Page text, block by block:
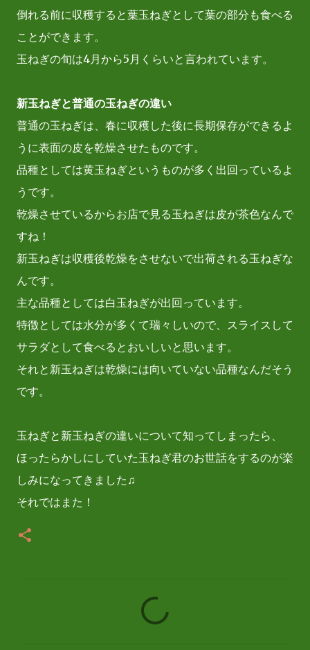
倒れる前に収穫すると葉玉ねぎとして葉の部分も食べる
ことができます。
玉ねぎの旬は4月から5月くらいと言われています。
新玉ねぎと普通の玉ねぎの違い
普通の玉ねぎは、春に収穫した後に長期保存ができるよ
うに表面の皮を乾燥させたものです。
品種としては黄玉ねぎというものが多く出回っているよ
うです。
乾燥させているからお店で見る玉ねぎは皮が茶色なんで
すね！
新玉ねぎは収穫後乾燥をさせないで出荷される玉ねぎな
んです。
主な品種としては白玉ねぎが出回っています。
特徴としては水分が多くて瑞々しいので、スライスして
サラダとして食べるとおいしいと思います。
それと新玉ねぎは乾燥には向いていない品種なんだそう
です。
玉ねぎと新玉ねぎの違いについて知ってしまったら、
ほったらかしにしていた玉ねぎ君のお世話をするのが楽
しみになってきました♫
それではまた！